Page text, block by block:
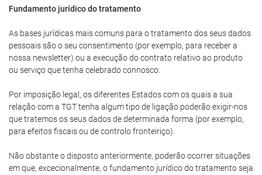
Fundamento jurídico do tratamento
As bases jurídicas mais comuns para o tratamento dos seus dados
pessoais são o seu consentimento (por exemplo, para receber a
nossa newsletter) ou a execução do contrato relativo ao produto
ou serviço que tenha celebrado connosco.
Por imposição legal, os diferentes Estados com os quais a sua
relação com a TGT tenha algum tipo de ligação poderão exigir-nos
que tratemos os seus dados de determinada forma (por exemplo,
para efeitos fiscais ou de controlo fronteiriço).
Não obstante o disposto anteriormente, poderão ocorrer situações
em que, excecionalmente, o fundamento jurídico do tratamento seja